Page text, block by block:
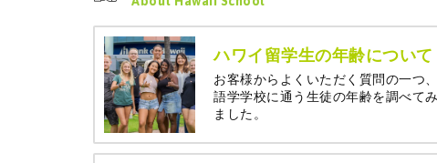
ハワイ留学生の年齢について
お客様からよくいただく質問の一つ、
語学学校に通う生徒の年齢を調べてみ
ました。